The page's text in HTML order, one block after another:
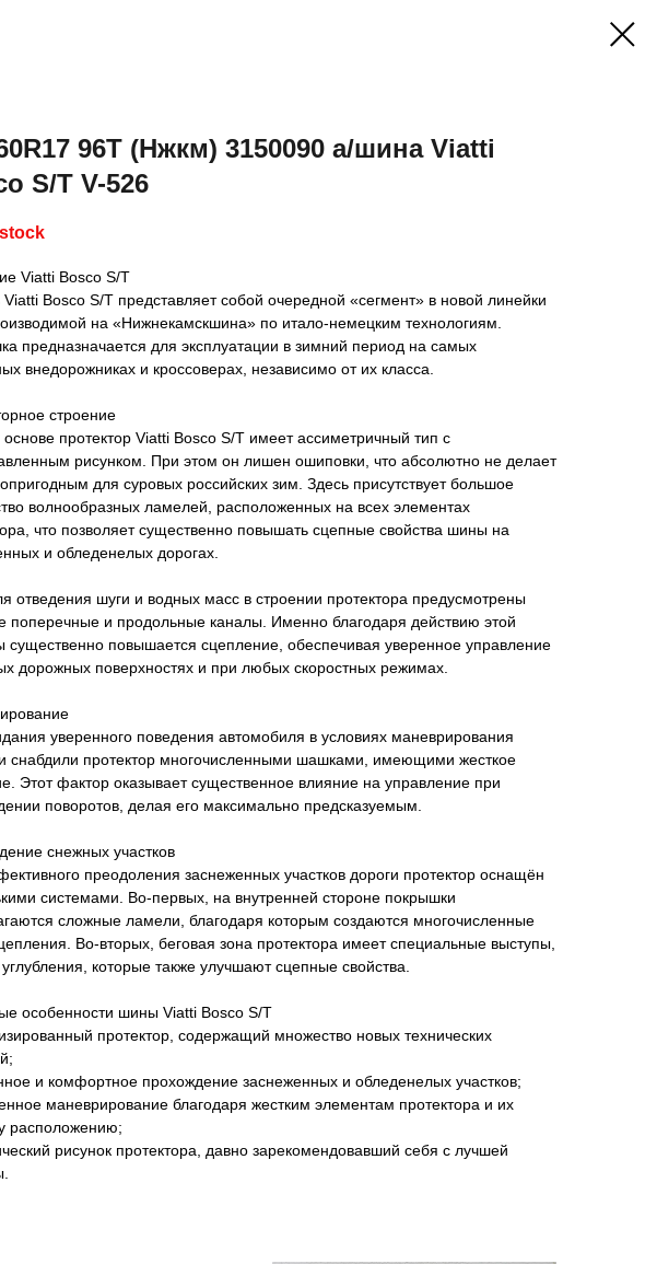
96T (Нжкм) 3150090 а/шина Viatti
S/T V-526
Viatti Bosco S/T
Bosco S/T представляет собой очередной «сегмент» в новой линейки
на «Нижнекамскшина» по итало-немецким технологиям.
предназначается для эксплуатации в зимний период на самых
внедорожниках и кроссоверах, независимо от их класса.
строение
основе протектор Viatti Bosco S/T имеет ассиметричный тип с
рисунком. При этом он лишен ошиповки, что абсолютно не делает
для суровых российских зим. Здесь присутствует большое
волнообразных ламелей, расположенных на всех элементах
что позволяет существенно повышать сцепные свойства шины на
и обледенелых дорогах.
отведения шуги и водных масс в строении протектора предусмотрены
поперечные и продольные каналы. Именно благодаря действию этой
существенно повышается сцепление, обеспечивая уверенное управление
дорожных поверхностях и при любых скоростных режимах.
уверенного поведения автомобиля в условиях маневрирования
снабдили протектор многочисленными шашками, имеющими жесткое
Этот фактор оказывает существенное влияние на управление при
поворотов, делая его максимально предсказуемым.
снежных участков
преодоления заснеженных участков дороги протектор оснащён
системами. Во-первых, на внутренней стороне покрышки
сложные ламели, благодаря которым создаются многочисленные
Во-вторых, беговая зона протектора имеет специальные выступы,
которые также улучшают сцепные свойства.
особенности шины Viatti Bosco S/T
протектор, содержащий множество новых технических
и комфортное прохождение заснеженных и обледенелых участков;
маневрирование благодаря жестким элементам протектора и их
расположению;
рисунок протектора, давно зарекомендовавший себя с лучшей